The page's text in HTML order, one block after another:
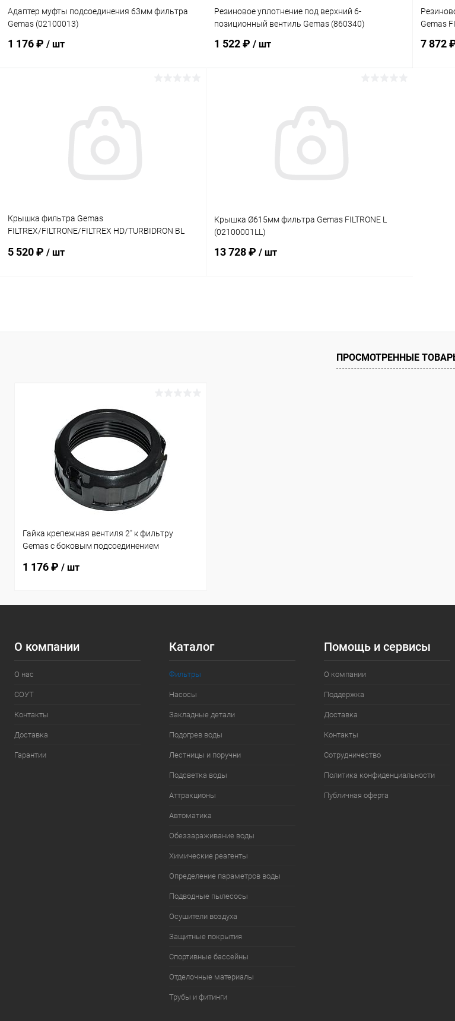
Адаптер муфты подсоединения 63мм фильтра
Gemas (02100013)
1 176 ₽ / шт
Резиновое уплотнение под верхний 6-
позиционный вентиль Gemas (860340)
1 522 ₽ / шт
Gemas
7 872
Крышка фильтра Gemas
FILTREX/FILTRONE/FILTREX HD/TURBIDRON BL
5 520 ₽ / шт
В избранное
Крышка Ø615мм фильтра Gemas FILTRONE L
(02100001LL)
13 728 ₽ / шт
В избранное
В наличии
ПРОСМОТРЕННЫЕ
Гайка крепежная вентиля 2" к фильтру
Gemas с боковым подсоединением
1 176 ₽ / шт
О компании
О нас
СОУТ
Контакты
Доставка
Гарантии
Каталог
Фильтры
Насосы
Закладные детали
Подогрев воды
Лестницы и поручни
Подсветка воды
Аттракционы
Автоматика
Обеззараживание воды
Химические реагенты
Определение параметров воды
Подводные пылесосы
Осушители воздуха
Защитные покрытия
Спортивные бассейны
Отделочные материалы
Трубы и фитинги
Помощь и сервисы
О компании
Поддержка
Доставка
Контакты
Сотрудничество
Политика конфиденциальности
Публичная оферта